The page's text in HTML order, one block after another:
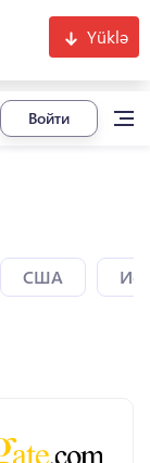
Yüklə
Войти
США